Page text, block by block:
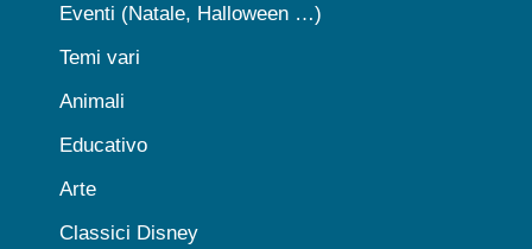
Eventi (Natale, Halloween …)
Temi vari
Animali
Educativo
Arte
Classici Disney